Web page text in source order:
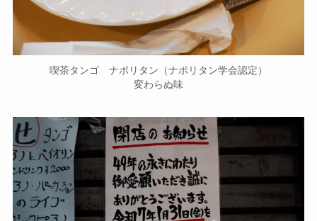
喫茶タンゴ ナポリタン（ナポリタン学会認定）
変わらぬ味